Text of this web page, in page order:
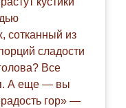
сотканный из
сладости
Все
А еще — вы
гор» —